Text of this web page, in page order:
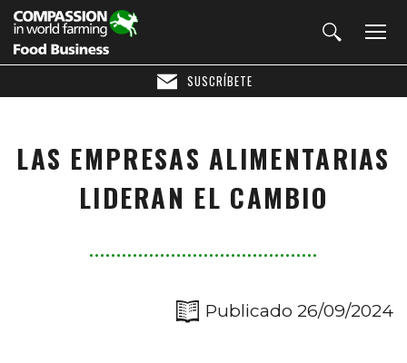
SUSCRÍBETE
LAS EMPRESAS ALIMENTARIAS
LIDERAN EL CAMBIO
Publicado 26/09/2024